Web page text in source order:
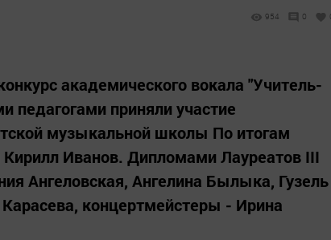
954 0
академического вокала "Учитель-
педагогами приняли участие
музыкальной школы По итогам
Кирилл Иванов. Дипломами Лауреатов III
Ангеловская, Ангелина Былыка, Гузель
концертмейстеры - Ирина